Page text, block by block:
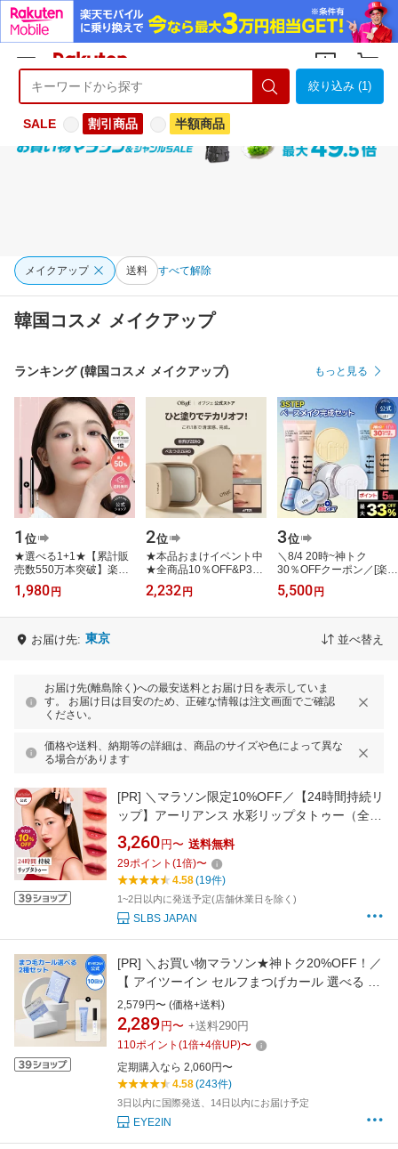
ようこそ 楽天市場へ ログイン
絞り込み (1)
SALE 割引商品 半額商品
メイクアップ 送料 すべて解除
韓国コスメ メイクアップ
ランキング (韓国コスメ メイクアップ) もっと見る
1 位
★選べる1+1★【累計販
売数550万本突破】楽天
ベスコス2024殿堂入り
【(公式)SISTER ANN/シ
1,980 円
2位
★本品おまけイベント中
★全商品10％OFF&P3倍
★【公式_オブジェ】
【皮脂コントロール】オ
2,232 円
3位
＼8/4 20時~神トク
30％OFFクーポン／[楽天
市場限定] 3STEPベース
メイク完成セット TFITベ
5,500 円
お届け先: 東京 並べ替え
お届け先(離島除く)への最安送料とお届け日を表示していま
す。 お届け日は目安のため、正確な情報は注文画面でご確認
ください。
価格や送料、納期等の詳細は、商品のサイズや色によって異な
る場合があります
[PR] ＼マラソン限定10%OFF／【24時間持続リ
ップ】アーリアンス 水彩リップタトゥー（全5
色） 落ちない ティント リップティント 塗って
剥がす リップ プランパー 韓国コスメ 時短メイ
ク マスクにつかない すっぴんメイク 保湿 長時
間キープ 飲み会リップ プール ジム ヨガ
3,260 円〜 送料無料
29ポイント (1倍)〜
4.58(19件)
1~2日以内に発送予定(店舗休業日を除く)
SLBS JAPAN
[PR] ＼お買い物マラソン★神トク20%OFF！／
【 アイツーイン セルフまつげカール 選べる 2
種：足りない道具だけをゲット 】プロ用 美液
カールグルー アイラッシュセラム エッセンス
ロング まつ毛美容液 まつげ美容液 マツエク ホ
品
2,579円〜 (価格+送料)
2,289 円〜 +送料290円
110ポイント (1倍+4倍UP)〜
定期購入なら 2,060円〜
4.58(243件)
3日以内に国際発送、14日以内にお届け予定
EYE2IN